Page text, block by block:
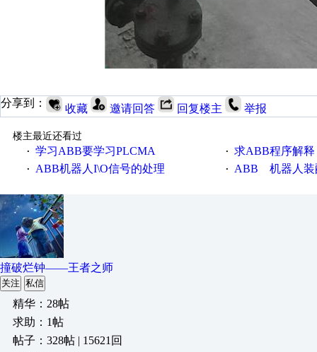
分享到： 收藏 邀请回答 回复楼主 举报
楼主最近还看过
· 学习ABB要学习PLCMA · 求ABB程序解释
· ABB机器人I\O信号的处理 · ABB 机器人装
撞破烂钟——王者之师
关注 私信
精华：28帖
求助：1帖
帖子：328帖 | 15621回